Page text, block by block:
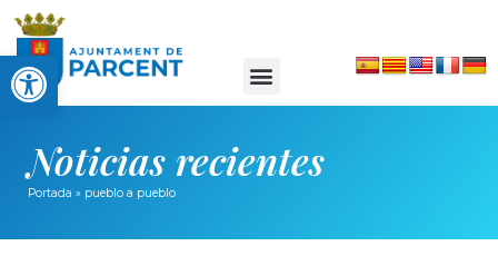
Abrir barra de herramientas
Noticias recientes
Portada » pueblo a pueblo